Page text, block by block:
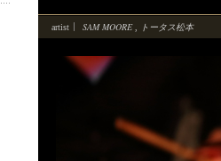
artist SAM MOORE トータス松本